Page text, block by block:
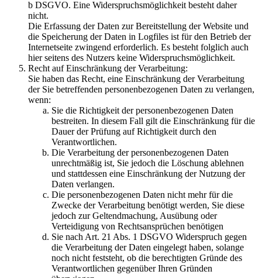
b DSGVO. Eine Widerspruchsmöglichkeit besteht daher
nicht.
Die Erfassung der Daten zur Bereitstellung der Website und
die Speicherung der Daten in Logfiles ist für den Betrieb der
Internetseite zwingend erforderlich. Es besteht folglich auch
hier seitens des Nutzers keine Widerspruchsmöglichkeit.
Recht auf Einschränkung der Verarbeitung:
Sie haben das Recht, eine Einschränkung der Verarbeitung
der Sie betreffenden personenbezogenen Daten zu verlangen,
wenn:
Sie die Richtigkeit der personenbezogenen Daten
bestreiten. In diesem Fall gilt die Einschränkung für die
Dauer der Prüfung auf Richtigkeit durch den
Verantwortlichen.
Die Verarbeitung der personenbezogenen Daten
unrechtmäßig ist, Sie jedoch die Löschung ablehnen
und stattdessen eine Einschränkung der Nutzung der
Daten verlangen.
Die personenbezogenen Daten nicht mehr für die
Zwecke der Verarbeitung benötigt werden, Sie diese
jedoch zur Geltendmachung, Ausübung oder
Verteidigung von Rechtsansprüchen benötigen
Sie nach Art. 21 Abs. 1 DSGVO Widerspruch gegen
die Verarbeitung der Daten eingelegt haben, solange
noch nicht feststeht, ob die berechtigten Gründe des
Verantwortlichen gegenüber Ihren Gründen